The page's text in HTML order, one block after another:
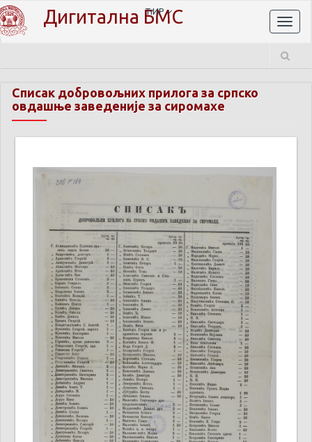
Дигитална БМС
ЋИР
Списак добровољних прилога за српско
овдашње заведеније за сиромахе